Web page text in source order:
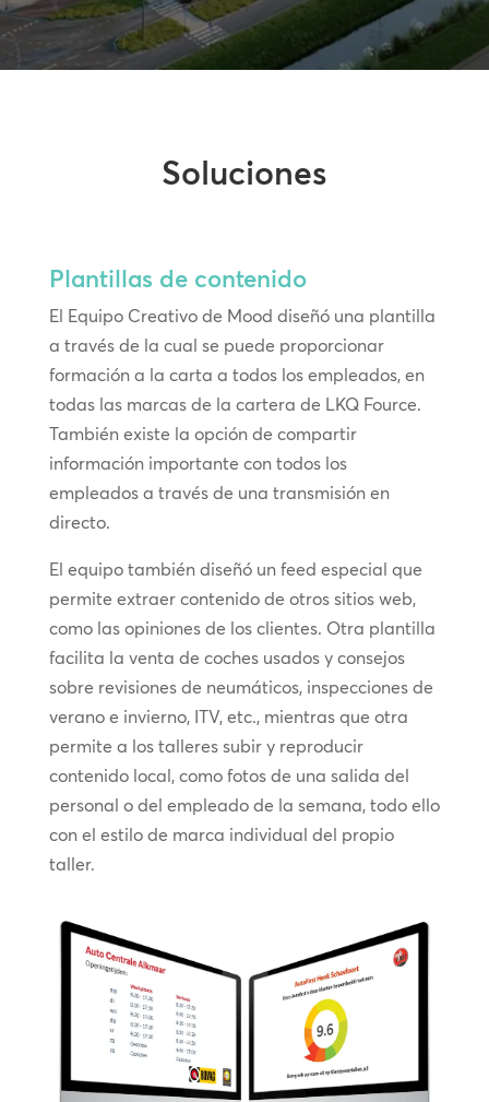
Soluciones
Plantillas de contenido
El Equipo Creativo de Mood diseñó una plantilla
a través de la cual se puede proporcionar
formación a la carta a todos los empleados, en
todas las marcas de la cartera de LKQ Fource.
También existe la opción de compartir
información importante con todos los
empleados a través de una transmisión en
directo.
El equipo también diseñó un feed especial que
permite extraer contenido de otros sitios web,
como las opiniones de los clientes. Otra plantilla
facilita la venta de coches usados y consejos
sobre revisiones de neumáticos, inspecciones de
verano e invierno, ITV, etc., mientras que otra
permite a los talleres subir y reproducir
contenido local, como fotos de una salida del
personal o del empleado de la semana, todo ello
con el estilo de marca individual del propio
taller.